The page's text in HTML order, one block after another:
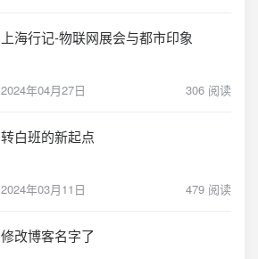
上海行记-物联网展会与都市印象
2024年04月27日 306 阅读
转白班的新起点
2024年03月11日 479 阅读
修改博客名字了